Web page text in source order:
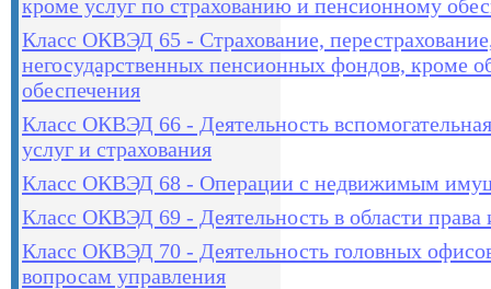
кроме услуг по страхованию и пенсионному
Класс ОКВЭД 65 - Страхование,
негосударственных пенсионных фондов, кроме
обеспечения
Класс ОКВЭД 66 - Деятельность
услуг и страхования
Класс ОКВЭД 68 - Операции с недвижимым
Класс ОКВЭД 69 - Деятельность в области права
Класс ОКВЭД 70 - Деятельность головных
вопросам управления